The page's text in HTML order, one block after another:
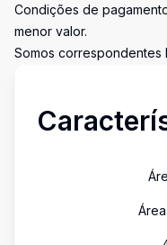
Condições de
menor valor.
Somos correspondentes